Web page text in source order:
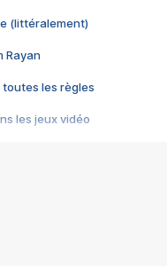
(littéralement)
Rayan
toutes les règles
les jeux vidéo